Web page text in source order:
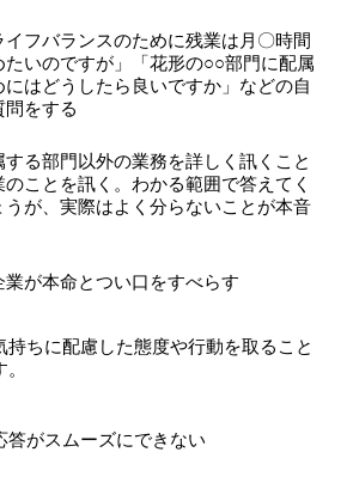
イフバランスのために残業は月〇時間
たいのですが」「花形の○○部門に配属
にはどうしたら良いですか」などの自
問をする
する部門以外の業務を詳しく訊くこと
ことを訊く。わかる範囲で答えてく
うが、実際はよく分らないことが本音
業が本命とつい口をすべらす
持ちに配慮した態度や行動を取ること
答がスムーズにできない